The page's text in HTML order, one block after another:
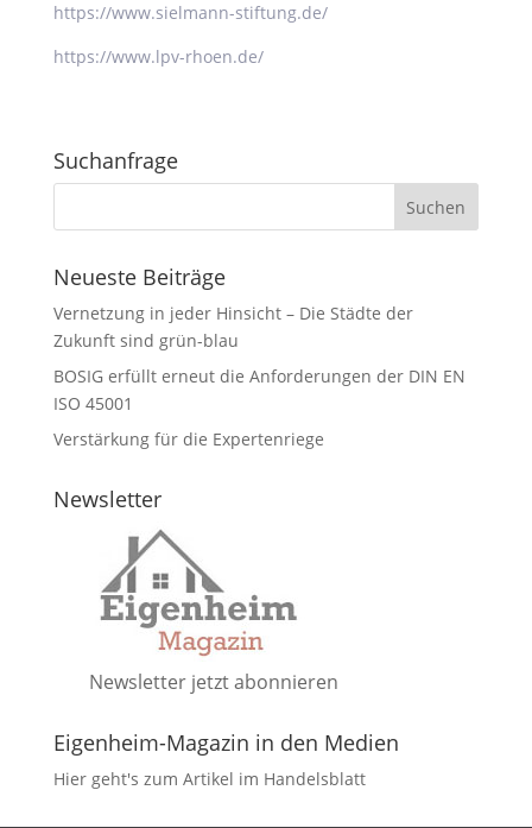
https://www.sielmann-stiftung.de/
https://www.lpv-rhoen.de/
Suchanfrage
Neueste Beiträge
Vernetzung in jeder Hinsicht – Die Städte der
Zukunft sind grün-blau
BOSIG erfüllt erneut die Anforderungen der DIN EN
ISO 45001
Verstärkung für die Expertenriege
Newsletter
Newsletter jetzt abonnieren
Eigenheim-Magazin in den Medien
Hier geht's zum Artikel im Handelsblatt